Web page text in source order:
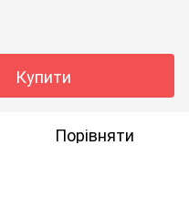
Купити
Порівняти